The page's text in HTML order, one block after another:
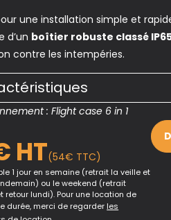
une installation simple et rapide,
d’un boîtier robuste classé
contre les intempéries.
: Flight case 6 in 1
HT(54€ TTC)
1 jour en semaine (retrait la veille et
ou le weekend (retrait
retour lundi). Pour une location de
durée, merci de regarder les